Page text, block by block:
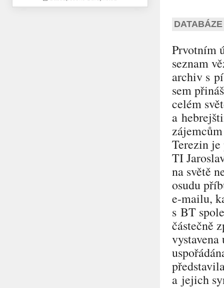
Prvotním
seznam
archiv s
sem
celém
a
Terezin je
TI
na světě
osudu
e-mailu,
s BT
částečně
a jejich